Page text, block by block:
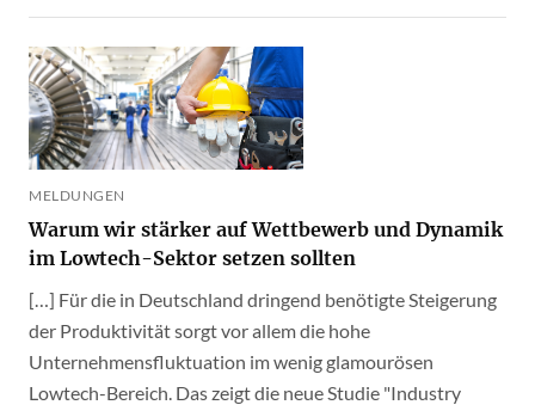
MELDUNGEN
Warum wir stärker auf Wettbewerb und Dynamik
im Lowtech-Sektor setzen sollten
[…] Für die in Deutschland dringend benötigte Steigerung
der Produktivität sorgt vor allem die hohe
Unternehmensfluktuation im wenig glamourösen
Lowtech-Bereich. Das zeigt die neue Studie "Industry